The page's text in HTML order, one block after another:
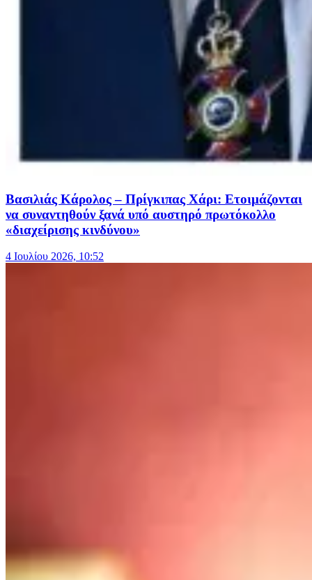
Βασιλιάς Κάρολος – Πρίγκιπας Χάρι: Ετοιμάζονται
να συναντηθούν ξανά υπό αυστηρό πρωτόκολλο
«διαχείρισης κινδύνου»
4 Ιουλίου 2026, 10:52